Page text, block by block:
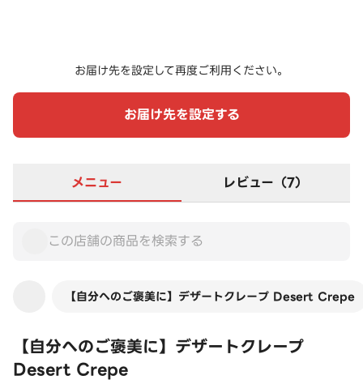
お届け先を設定して再度ご利用ください。
お届け先を設定する
メニュー レビュー（7）
【自分へのご褒美に】デザートクレープ Desert Crepe
【自分へのご褒美に】デザートクレープ
Desert Crepe